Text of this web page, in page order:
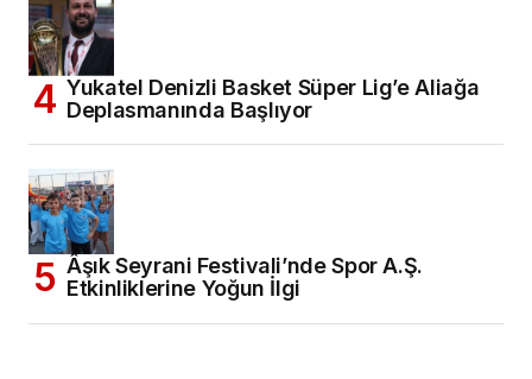
Yukatel Denizli Basket Süper Lig’e Aliağa
Deplasmanında Başlıyor
Âşık Seyrani Festivali’nde Spor A.Ş.
Etkinliklerine Yoğun İlgi